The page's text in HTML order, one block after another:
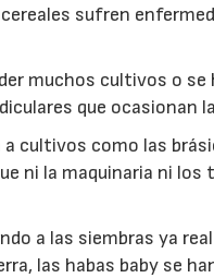
sufren
muchos cultivos o
que ocasionan
cultivos como las
ni la maquinaria ni
a las siembras ya
las habas baby se